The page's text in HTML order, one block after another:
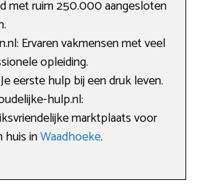
met ruim 250.000 aangesloten
Ervaren vakmensen met veel
opleiding.
eerste hulp bij een druk leven.
hulp.nl:
marktplaats voor
huis inWaadhoeke.